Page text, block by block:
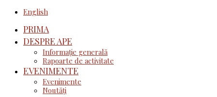
English
PRIMA
DESPRE APE
Informație generală
Rapoarte de activitate
EVENIMENTE
Evenimente
Noutăţi